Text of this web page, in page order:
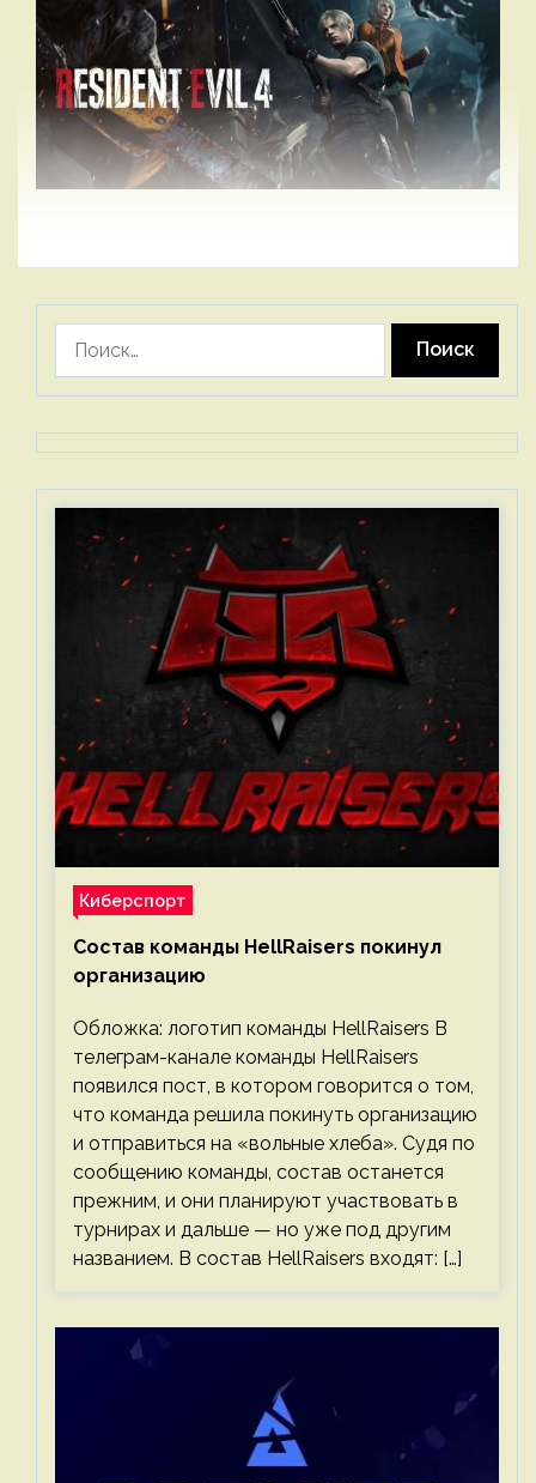
Киберспорт
Состав команды HellRaisers покинул
организацию
Обложка: логотип команды HellRaisers В
телеграм-канале команды HellRaisers
появился пост, в котором говорится о том,
что команда решила покинуть организацию
и отправиться на «вольные хлеба». Судя по
сообщению команды, состав останется
прежним, и они планируют участвовать в
турнирах и дальше — но уже под другим
названием. В состав HellRaisers входят: […]